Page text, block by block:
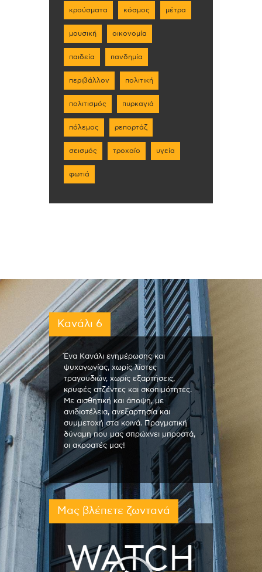
κρούσματα κόσμος μέτρα
μουσική οικονομία
παιδεία πανδημία
περιβάλλον πολιτική
πολιτισμός πυρκαγιά
πόλεμος ρεπορτάζ
σεισμός τροχαίο υγεία
φωτιά
Κανάλι 6
Ένα Κανάλι ενημέρωσης και
ψυχαγωγίας, χωρίς λίστες
τραγουδιών, χωρίς εξαρτήσεις,
κρυφές ατζέντες και σκοπιμότητες.
Με αισθητική και άποψη, με
ανιδιοτέλεια, ανεξαρτησία και
συμμετοχή στα κοινά. Πραγματική
δύναμη που μας σπρώχνει μπροστά,
οι ακροατές μας!
Μας βλέπετε ζωντανά